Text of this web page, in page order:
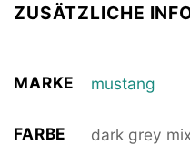
ZUSÄTZLICHE
MARKE mustang
FARBE dark grey